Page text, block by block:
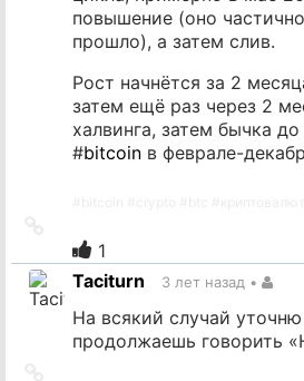
повышение (оно
прошло), а затем слив.
Рост начнётся за 2
затем ещё раз через 2
халвинга, затем бычка
#bitcoin в феврале-
источник
1
Taciturn
3 лет назад •
На всякий случай
продолжаешь говорить